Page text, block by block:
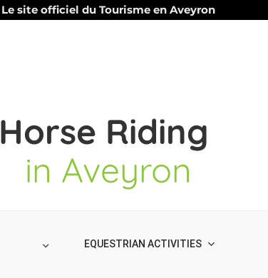
Le site officiel du Tourisme en Aveyron
Horse Riding
in Aveyron
EQUESTRIAN ACTIVITIES